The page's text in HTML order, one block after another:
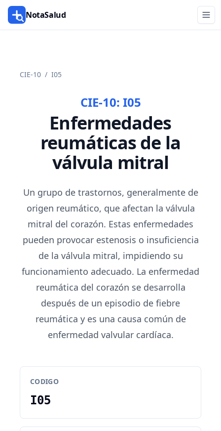
NotaSalud
CIE-10 / I05
CIE-10: I05
Enfermedades
reumáticas de la
válvula mitral
Un grupo de trastornos, generalmente de
origen reumático, que afectan la válvula
mitral del corazón. Estas enfermedades
pueden provocar estenosis o insuficiencia
de la válvula mitral, impidiendo su
funcionamiento adecuado. La enfermedad
reumática del corazón se desarrolla
después de un episodio de fiebre
reumática y es una causa común de
enfermedad valvular cardíaca.
CODIGO
I05